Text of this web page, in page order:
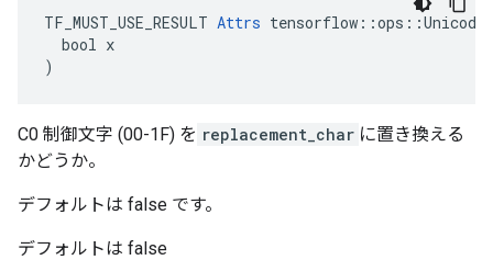
TF_MUST_USE_RESULT Attrs
  bool x
)
C0 制御文字 (00-1F) を replacement_char に置き換える
かどうか。
デフォルトは false です。
デフォルトは false